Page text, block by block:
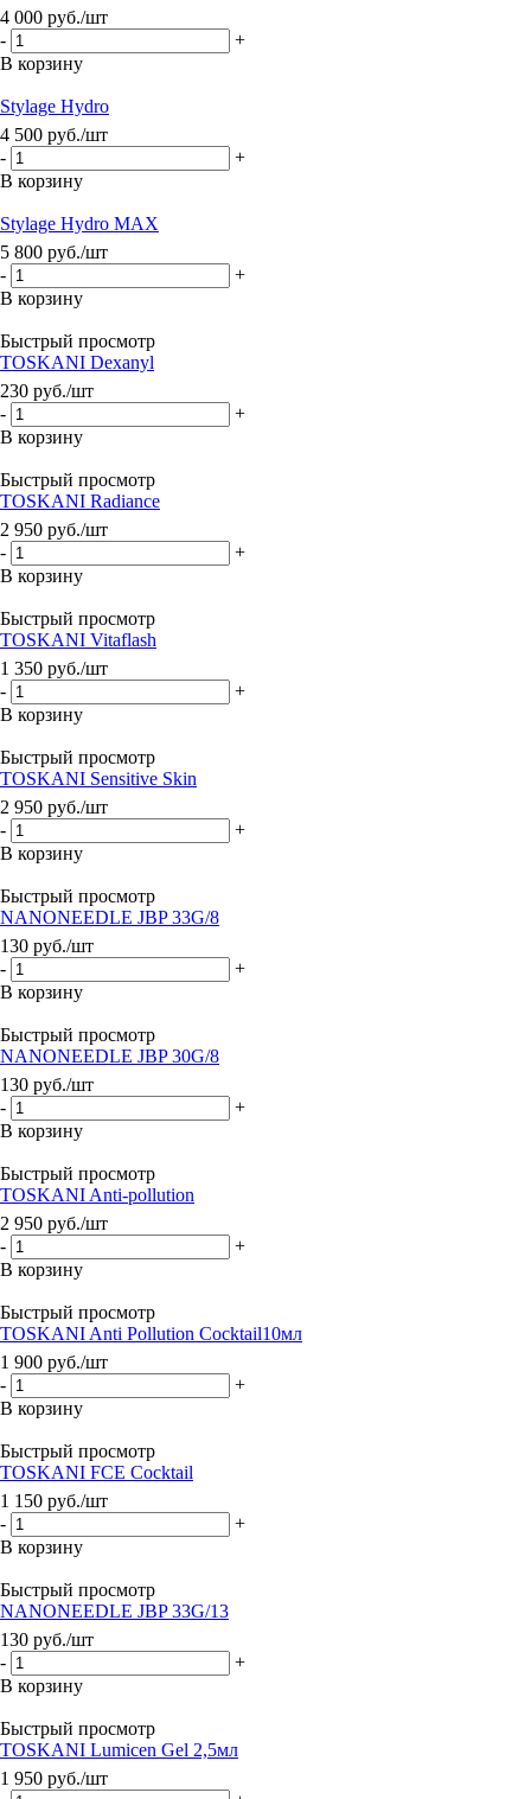
4 000 руб./шт
-
+
В корзину
Stylage Hydro
4 500 руб./шт
-
+
В корзину
Stylage Hydro MAX
5 800 руб./шт
-
+
В корзину
Быстрый просмотр
TOSKANI Dexanyl
230 руб./шт
-
+
В корзину
Быстрый просмотр
TOSKANI Radiance
2 950 руб./шт
-
+
В корзину
Быстрый просмотр
TOSKANI Vitaflash
1 350 руб./шт
-
+
В корзину
Быстрый просмотр
TOSKANI Sensitive Skin
2 950 руб./шт
-
+
В корзину
Быстрый просмотр
NANONEEDLE JBP 33G/8
130 руб./шт
-
+
В корзину
Быстрый просмотр
NANONEEDLE JBP 30G/8
130 руб./шт
-
+
В корзину
Быстрый просмотр
TOSKANI Anti-pollution
2 950 руб./шт
-
+
В корзину
Быстрый просмотр
TOSKANI Anti Pollution Cocktail10мл
1 900 руб./шт
-
+
В корзину
Быстрый просмотр
TOSKANI FCE Cocktail
1 150 руб./шт
-
+
В корзину
Быстрый просмотр
NANONEEDLE JBP 33G/13
130 руб./шт
-
+
В корзину
Быстрый просмотр
TOSKANI Lumicen Gel 2,5мл
1 950 руб./шт